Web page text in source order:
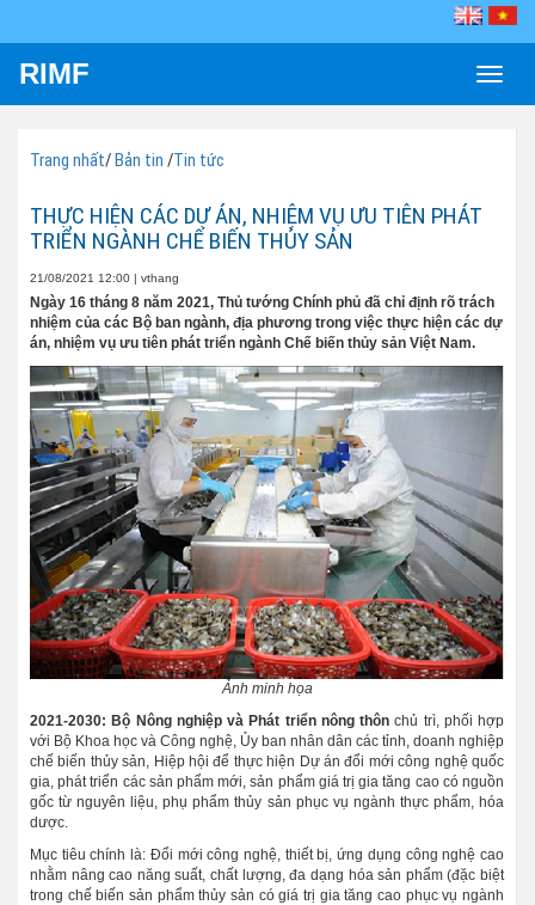
Toggle
RIMF
Trang nhất/Bản tin /Tin tức
THỰC HIỆN CÁC DỰ ÁN, NHIỆM VỤ ƯU TIÊN PHÁT
TRIỂN NGÀNH CHẾ BIẾN THỦY SẢN
21/08/2021 12:00 | vthang
Ngày 16 tháng 8 năm 2021, Thủ tướng Chính phủ đã chỉ định rõ trách
nhiệm của các Bộ ban ngành, địa phương trong việc thực hiện các dự
án, nhiệm vụ ưu tiên phát triển ngành Chế biến thủy sản Việt Nam.
Ảnh minh họa
2021-2030: Bộ Nông nghiệp và Phát triển nông thôn chủ trì, phối hợp
với Bộ Khoa học và Công nghệ, Ủy ban nhân dân các tỉnh, doanh nghiệp
chế biến thủy sản, Hiệp hội để thực hiện Dự án đổi mới công nghệ quốc
gia, phát triển các sản phẩm mới, sản phẩm giá trị gia tăng cao có nguồn
gốc từ nguyên liệu, phụ phẩm thủy sản phục vụ ngành thực phẩm, hóa
dược.
Mục tiêu chính là: Đổi mới công nghệ, thiết bị, ứng dụng công nghệ cao
nhằm nâng cao năng suất, chất lượng, đa dạng hóa sản phẩm (đặc biệt
trong chế biến sản phẩm thủy sản có giá trị gia tăng cao phục vụ ngành